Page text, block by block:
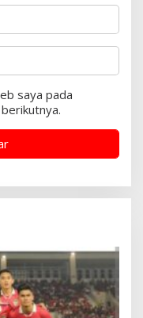
saya pada